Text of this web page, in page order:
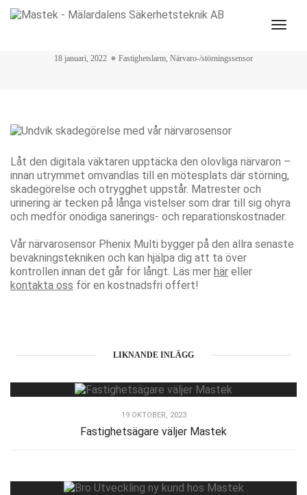
Undvik skadegörelse med vår närvarosensor
18 januari, 2022 Fastighetslarm, Närvaro-/störningssensor
Låt den digitala väktaren upptäcka den olovliga närvaron –
innan utrymmet omvandlas till en mötesplats där störning,
skadegörelse och otrygghet uppstår. Matrester och
urinering är tecken på långa vistelser som drar till sig ohyra
och medför onödiga sanerings- och reparationskostnader.
Vår närvarosensor Phenix Multi bygger på den allra senaste
bevakningstekniken och kan hjälpa dig att ta över
kontrollen innan det går för långt. Läs mer här eller
kontakta oss för en kostnadsfri offert!
LIKNANDE INLÄGG
19 OKTOBER, 2023
Fastighetsägare väljer Mastek